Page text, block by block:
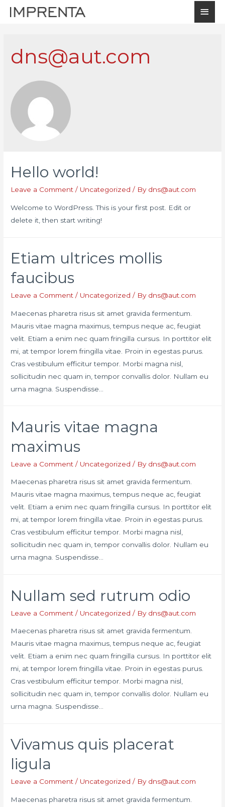
dns@aut.com
Hello world!
Leave a Comment / Uncategorized / By dns@aut.com
Welcome to WordPress. This is your first post. Edit or
delete it, then start writing!
Etiam ultrices mollis
faucibus
Leave a Comment / Uncategorized / By dns@aut.com
Maecenas pharetra risus sit amet gravida fermentum.
Mauris vitae magna maximus, tempus neque ac, feugiat
velit. Etiam a enim nec quam fringilla cursus. In porttitor elit
mi, at tempor lorem fringilla vitae. Proin in egestas purus.
Cras vestibulum efficitur tempor. Morbi magna nisl,
sollicitudin nec quam in, tempor convallis dolor. Nullam eu
urna magna. Suspendisse…
Mauris vitae magna
maximus
Leave a Comment / Uncategorized / By dns@aut.com
Maecenas pharetra risus sit amet gravida fermentum.
Mauris vitae magna maximus, tempus neque ac, feugiat
velit. Etiam a enim nec quam fringilla cursus. In porttitor elit
mi, at tempor lorem fringilla vitae. Proin in egestas purus.
Cras vestibulum efficitur tempor. Morbi magna nisl,
sollicitudin nec quam in, tempor convallis dolor. Nullam eu
urna magna. Suspendisse…
Nullam sed rutrum odio
Leave a Comment / Uncategorized / By dns@aut.com
Maecenas pharetra risus sit amet gravida fermentum.
Mauris vitae magna maximus, tempus neque ac, feugiat
velit. Etiam a enim nec quam fringilla cursus. In porttitor elit
mi, at tempor lorem fringilla vitae. Proin in egestas purus.
Cras vestibulum efficitur tempor. Morbi magna nisl,
sollicitudin nec quam in, tempor convallis dolor. Nullam eu
urna magna. Suspendisse…
Vivamus quis placerat
ligula
Leave a Comment / Uncategorized / By dns@aut.com
Maecenas pharetra risus sit amet gravida fermentum.